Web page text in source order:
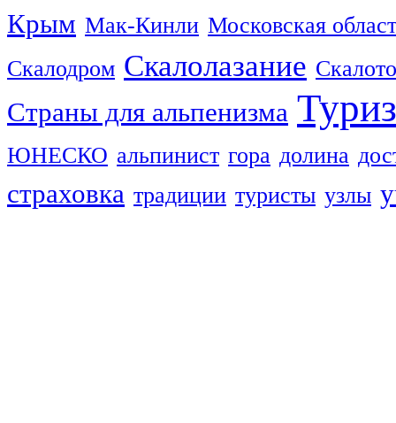
Крым Мак-Кинли Московская
Скалодром Скалолазание
Страны для альпенизма
ЮНЕСКО альпинист гора долина
страховка традиции туристы узлы